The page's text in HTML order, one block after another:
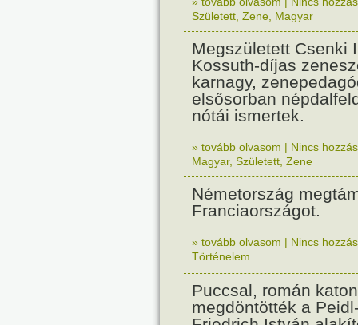
Született Zene Magyar
Megszületett Csenki
Kossuth-díjas
karnagy,
elsősorban
nótái ismertek.
» tovább olvasom | Nincs
Magyar, Született Zene
Németország
Franciaországot.
» tovább olvasom | Nincs
Történelem
Puccsal, román
megdöntötték a